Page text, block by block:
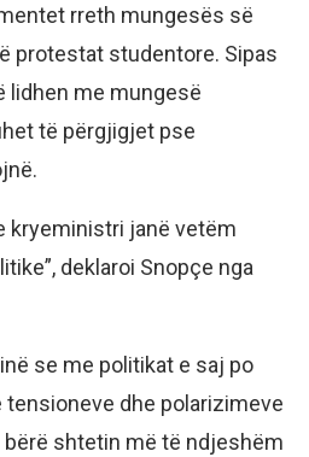
rreth mungesës së
protestat studentore. Sipas
lidhen me mungesë
të përgjigjet pse
kryeministri janë vetëm
deklaroi Snopçe nga
se me politikat e saj po
tensioneve dhe polarizimeve
shtetin më të ndjeshëm